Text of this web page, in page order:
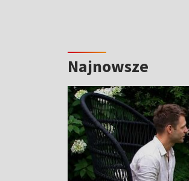
Najnowsze